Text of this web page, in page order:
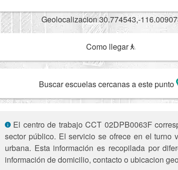
Geolocalizacion 30.774543,-
Como llegar
Buscar escuelas cercanas a este punto
El centro de trabajo CCT 02DPB0063F
sector público. El servicio se ofrece en el turno
urbana. Esta información es recopilada por
información de domicilio, contacto o ubicacion